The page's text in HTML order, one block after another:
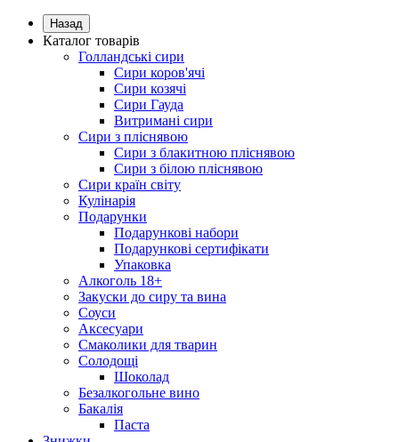
Назад
Каталог товарів
Голландські сири
Сири коров'ячі
Сири козячі
Сири Гауда
Витримані сири
Сири з пліснявою
Сири з блакитною пліснявою
Сири з білою пліснявою
Сири країн світу
Кулінарія
Подарунки
Подарункові набори
Подарункові сертифікати
Упаковка
Алкоголь 18+
Закуски до сиру та вина
Соуси
Аксесуари
Смаколики для тварин
Солодощі
Шоколад
Безалкогольне вино
Бакалія
Паста